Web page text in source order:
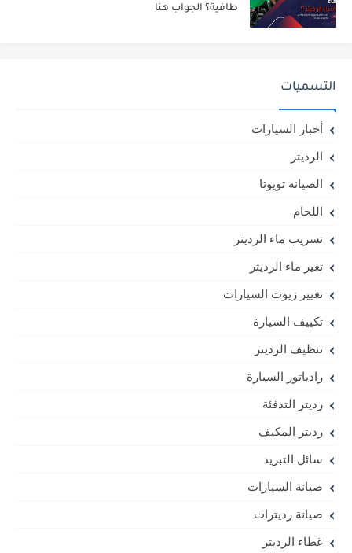
طافية؟ الجواب هنا
التسميات
أخبار السيارات
الرديتر
الصيانة تويوتا
اللحام
تسريب ماء الرديتر
تغير ماء الرديتر
تغيير زيوت السيارات
تكييف السيارة
تنظيف الرديتر
رادياتور السيارة
رديتر التدفئة
رديتر المكيف
سائل التبريد
صيانة السيارات
صيانة رديترات
غطاء الرديتر